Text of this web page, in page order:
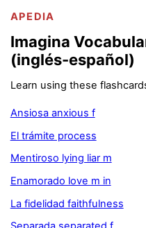
APEDIA
Imagina
(inglés-español)
Learn using these
Ansiosa anxious f
El trámite process
Mentiroso lying liar m
Enamorado love m in
La fidelidad faithfulness